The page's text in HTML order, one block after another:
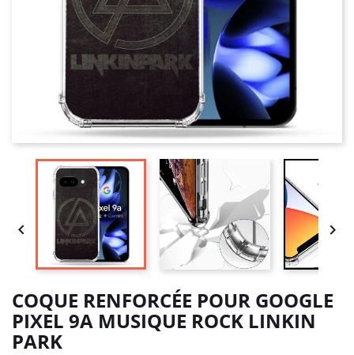
 
COQUE RENFORCÉE POUR GOOGLE
PIXEL 9A MUSIQUE ROCK LINKIN
PARK